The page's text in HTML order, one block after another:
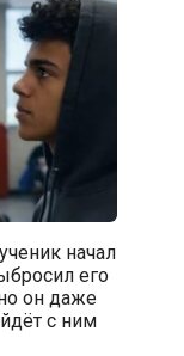
начал
его
он даже
с ним